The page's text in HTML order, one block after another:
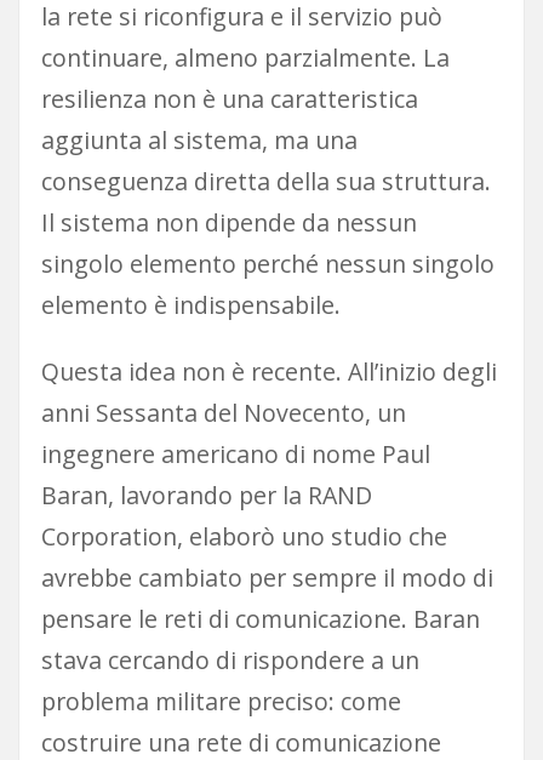
la rete si riconfigura e il servizio può
continuare, almeno parzialmente. La
resilienza non è una caratteristica
aggiunta al sistema, ma una
conseguenza diretta della sua struttura.
Il sistema non dipende da nessun
singolo elemento perché nessun singolo
elemento è indispensabile.
Questa idea non è recente. All’inizio degli
anni Sessanta del Novecento, un
ingegnere americano di nome Paul
Baran, lavorando per la RAND
Corporation, elaborò uno studio che
avrebbe cambiato per sempre il modo di
pensare le reti di comunicazione. Baran
stava cercando di rispondere a un
problema militare preciso: come
costruire una rete di comunicazione